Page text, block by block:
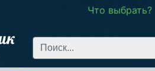
Что выбрать?